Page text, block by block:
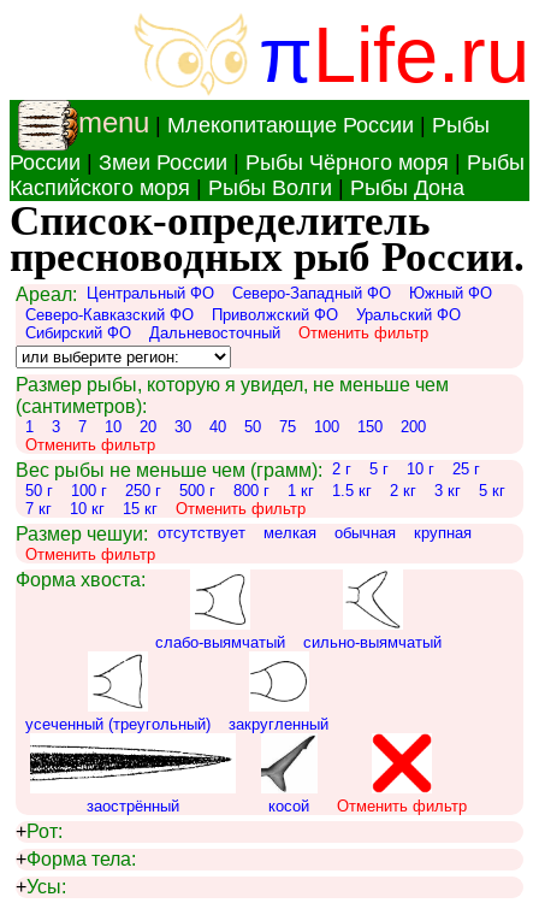
πLife.ru
menu Млекопитающие России
Рыбы
России
Змеи России Рыбы Чёрного моря
Рыбы
Каспийского моря
Рыбы Волги Рыбы Дона
Список-определитель
пресноводных рыб России.
Ареал: Центральный ФО Северо-Западный ФО
Южный ФО
Северо-Кавказский ФО
Приволжский ФО
Уральский ФО
Сибирский ФО
Дальневосточный Отменить фильтр
Размер рыбы, которую я увидел, не меньше чем
(сантиметров):
1 3 7 10 20 30 40 50 75 100 150
200
Отменить фильтр
Вес рыбы не меньше чем (грамм): 2 г 5 г 10 г
25 г
50 г
100 г 250 г 500 г 800 г 1 кг 1.5 кг 2 кг 3 кг
5 кг
7 кг
10 кг 15 кг Отменить фильтр
Размер чешуи: отсутствует мелкая обычная
крупная
Отменить фильтр
Форма хвоста:
слабо-выямчатый сильно-выямчатый
усеченный (треугольный) закругленный
заострённый косой Отменить фильтр
+Рот:
+Форма тела:
+Усы: